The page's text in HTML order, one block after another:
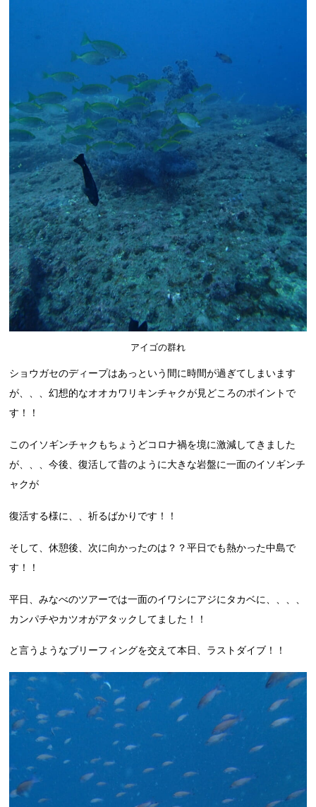
アイゴの群れ
ショウガセのディープはあっという間に時間が過ぎてしまいます
が、、、幻想的なオオカワリキンチャクが見どころのポイントで
す！！
このイソギンチャクもちょうどコロナ禍を境に激減してきました
が、、、今後、復活して昔のように大きな岩盤に一面のイソギンチ
ャクが
復活する様に、、祈るばかりです！！
そして、休憩後、次に向かったのは？？平日でも熱かった中島で
す！！
平日、みなべのツアーでは一面のイワシにアジにタカベに、、、、
カンパチやカツオがアタックしてました！！
と言うようなブリーフィングを交えて本日、ラストダイブ！！